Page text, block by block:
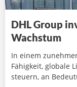
DHL Group
Wachstum
In einem
Fähigkeit, globale
steuern, an